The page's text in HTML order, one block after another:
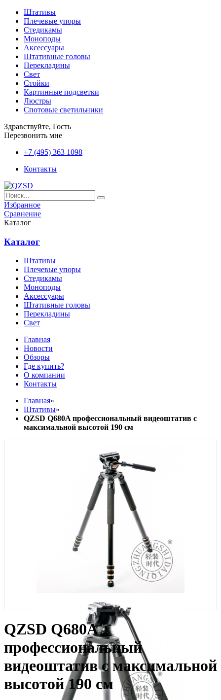
Штативы
Плечевые упоры
Стедикамы
Моноподы
Аксессуары
Штативные головы
Перекладины
Свет
Стойки
Картинные подсветки
Люстры
Спотовые светильники
Здравствуйте, Гость
Перезвонить мне
+7 (495) 363 1098
Контакты
Избранное
Сравнение
Каталог
Каталог
Штативы
Плечевые упоры
Стедикамы
Моноподы
Аксессуары
Штативные головы
Перекладины
Свет
Главная
Новости
Обзоры
Где купить?
О компании
Контакты
Главная»
Штативы»
QZSD Q680A профессиональный видеоштатив с
максимальной высотой 190 см
QZSD Q680A
профессиональный
видеоштатив с максимальной
высотой 190 см